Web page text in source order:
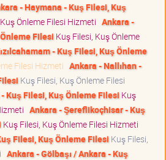
- Haymana - Kuş Filesi, Kuş
Önleme Filesi Hizmeti Ankara -
Filesi Kuş Filesi, Kuş Önleme
- Kuş Filesi, Kuş Önleme
Filesi Hizmeti Ankara - Nallıhan -
Kuş Filesi, Kuş Önleme Filesi
Kuş Filesi, Kuş Önleme Filesi Kuş
Ankara - Şereflikoçhisar - Kuş
Kuş Filesi, Kuş Önleme Filesi Hizmeti
Filesi, Kuş Önleme Filesi Kuş Filesi,
Ankara - Gölbaşı / Ankara - Kuş